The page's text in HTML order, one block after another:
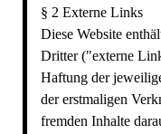
§ 2 Externe Links
Diese Website
Dritter ("externe
Haftung der
der erstmaligen
fremden Inhalte